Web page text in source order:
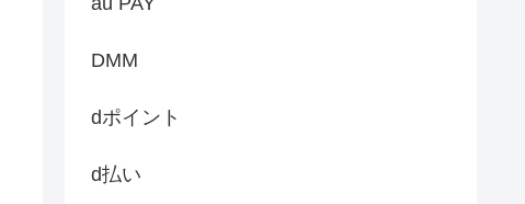
DMM
dポイント
d払い